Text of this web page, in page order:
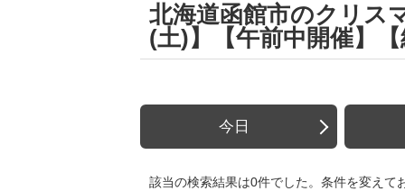
北海道函館市のクリス
(土)】【午前中開催】
今日
該当の検索結果は0件でした。条件を変えて